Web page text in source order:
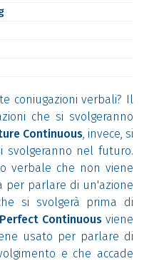
coniugazioni verbali? Il
che si svolgeranno
Continuous, invece, si
svolgeranno nel futuro.
verbale che non viene
per parlare di un'azione
si svolgerà prima di
Continuous viene
usato per parlare di
e che accade